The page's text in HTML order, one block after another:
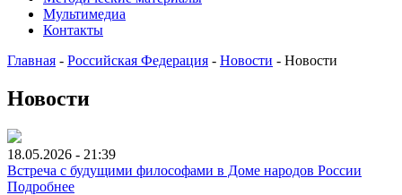
Мультимедиа
Контакты
Главная - Российская Федерация - Новости - Новости
Новости
18.05.2026 - 21:39
Встреча с будущими философами в Доме народов России
Подробнее